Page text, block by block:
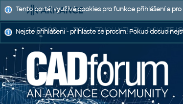
CAD FÓRUM - TIPY A TRIKY | UTILITY | DISKUZE
Tento portál využívá cookies pro funkce přihlášení a
Nejste přihlášeni - přihlaste se prosím. Pokud dosud